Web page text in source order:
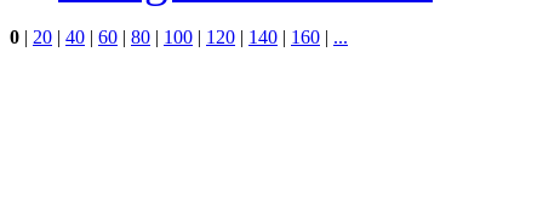
0 | 20 | 40 | 60 | 80 | 100 | 120 | 140 | 160 | ...